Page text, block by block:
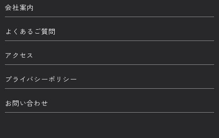
会社案内
よくあるご質問
アクセス
プライバシーポリシー
お問い合わせ